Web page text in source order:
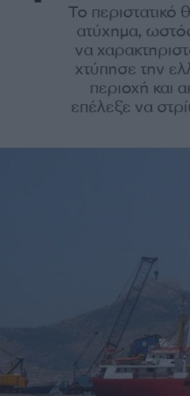
Το περιστατικό
ατύχημα,
να
χτύπησε την
περιοχή και
επέλεξε να